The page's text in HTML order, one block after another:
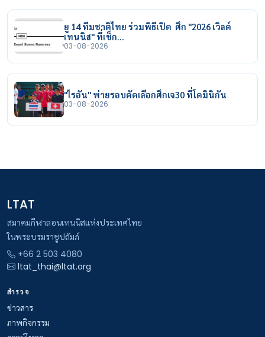
ยู 14 ทีมชาติไทย ร่วมพิธีเปิด ศึก "2026 เวิลด์
เทนนิส" ที่เช็ก…
03-08-2026
"ไรอัน" พ่ายรอบคัดเลือกศึกเจ30 ที่โดมินิกัน
03-08-2026
LTAT
สมาคมกีฬาลอนเทนนิสแห่งประเทศไทย
ในพระบรมราชูปถัมภ์
+66 2 503 4080
ltat_thai@ltat.org
สำรวจ
ข่าวสาร
ภาพกิจกรรม